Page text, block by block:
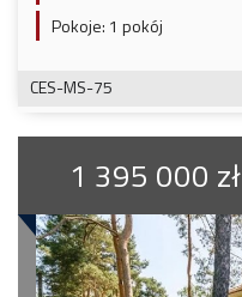
Pokoje: 1 pokój
CES-MS-75
1 395 000 zł